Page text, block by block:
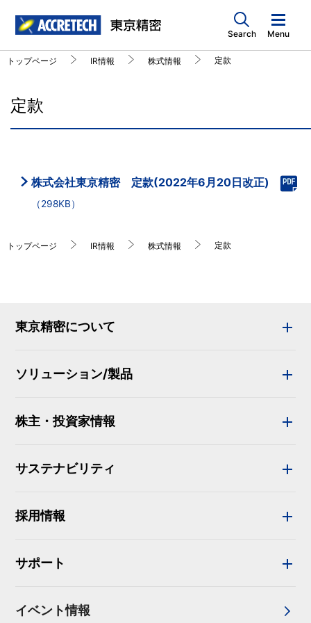
Search Menu
トップページ IR情報 株式情報 定款
定款
株式会社東京精密 定款(2022年6月20日改正)
（298KB）
トップページ IR情報 株式情報 定款
東京精密について
ソリューション/製品
株主・投資家情報
サステナビリティ
採用情報
サポート
イベント情報